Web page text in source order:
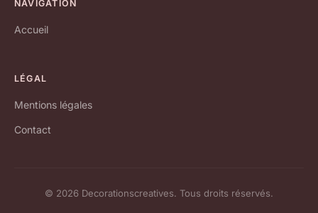
NAVIGATION
Accueil
LÉGAL
Mentions légales
Contact
© 2026 Decorationscreatives. Tous droits réservés.